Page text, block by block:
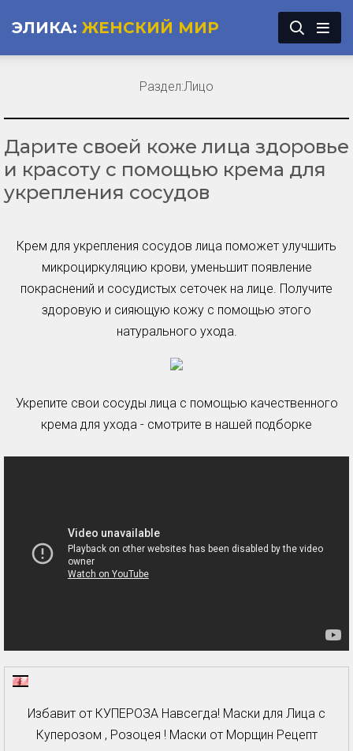
ЭЛИКА: ЖЕНСКИЙ МИР
Дарите своей коже лица здоровье
и красоту с помощью крема для
укрепления сосудов
Крем для укрепления сосудов лица поможет улучшить
микроциркуляцию крови, уменьшит появление
покраснений и сосудистых сеточек на лице. Получите
здоровую и сияющую кожу с помощью этого
натурального ухода.
Укрепите свои сосуды лица с помощью качественного
крема для ухода - смотрите в нашей подборке
Избавит от КУПЕРОЗА Навсегда! Маски для Лица с
Куперозом , Розоцея ! Маски от Морщин Рецепт
Раздел:Лицо